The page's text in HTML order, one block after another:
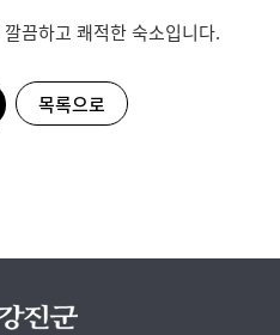
끔하고 쾌적한 숙소입니다.
목록으로